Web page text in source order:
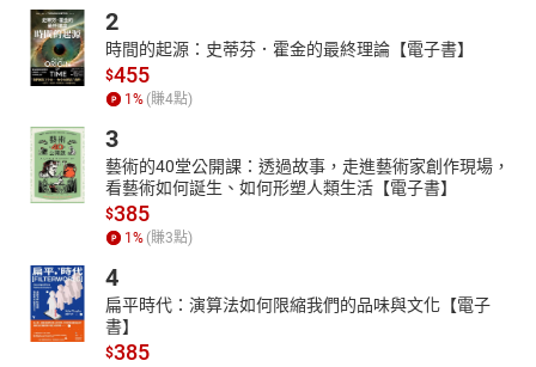
2
時間的起源：史蒂芬．霍金的最終理論【電子書】
$455
1 % (賺4點)
3
藝術的40堂公開課：透過故事，走進藝術家創作現場，
看藝術如何誕生、如何形塑人類生活【電子書】
$385
1 % (賺3點)
4
扁平時代：演算法如何限縮我們的品味與文化【電子
書】
$385